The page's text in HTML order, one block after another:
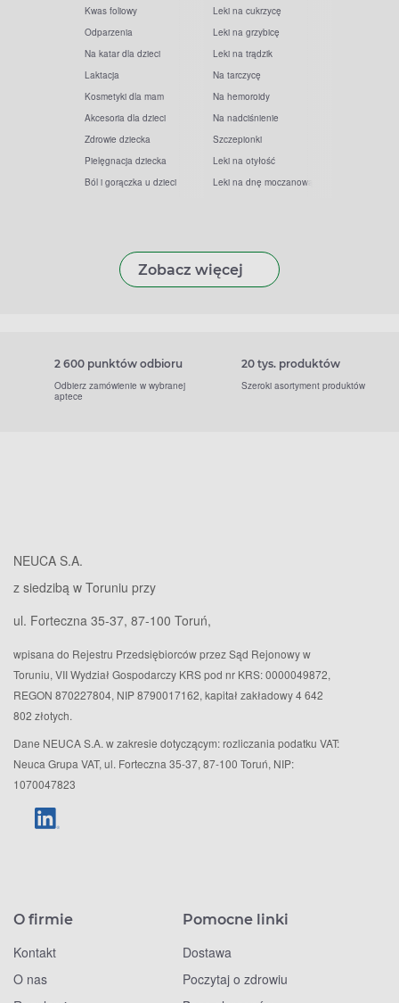
Kwas foliowy
Odparzenia
Na katar dla dzieci
Laktacja
Kosmetyki dla mam
Akcesoria dla dzieci
Zdrowie dziecka
Pielęgnacja dziecka
Ból i gorączka u dzieci
Leki na cukrzycę
Leki na grzybicę
Leki na trądzik
Na tarczycę
Na hemoroidy
Na nadciśnienie
Szczepionki
Leki na otyłość
Leki na dnę moczanową
Zobacz więcej
2 600 punktów odbioru
Odbierz zamówienie w wybranej
aptece
20 tys. produktów
Szeroki asortyment produktów
NEUCA S.A.
z siedzibą w Toruniu przy
ul. Forteczna 35-37, 87-100 Toruń,
wpisana do Rejestru Przedsiębiorców przez Sąd Rejonowy w
Toruniu, VII Wydział Gospodarczy KRS pod nr KRS: 0000049872,
REGON 870227804, NIP 8790017162, kapitał zakładowy 4 642
802 złotych.
Dane NEUCA S.A. w zakresie dotyczącym: rozliczania podatku VAT:
Neuca Grupa VAT, ul. Forteczna 35-37, 87-100 Toruń, NIP:
1070047823
O firmie
Kontakt
O nas
Pomocne linki
Dostawa
Poczytaj o zdrowiu